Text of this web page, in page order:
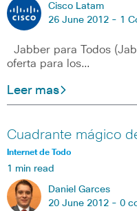
Cisco Latam
26 June 2012 - 1
Jabber para Todos
oferta para los…
Leer mas
Cuadrante mágico
Internet de Todo
1 min read
Daniel Garces
20 June 2012 - 0